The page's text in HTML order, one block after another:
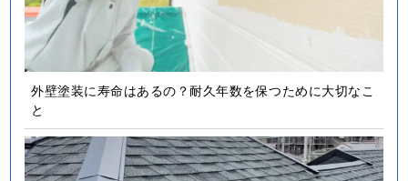
外壁塗装に寿命はあるの？耐久年数を保つために大切なこ
と